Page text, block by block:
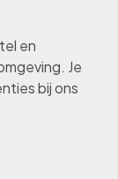
en
Je
bij ons